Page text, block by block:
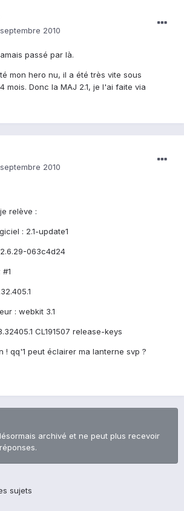
2010
passé par là.
mon hero nu, il a été très vite sous
mois. Donc la MAJ 2.1, je l'ai faite via
2010
relève :
: 2.1-update1
063c4d24
: webkit 3.1
CL191507 release-keys
! qq'1 peut éclairer ma lanterne svp ?
archivé et ne peut plus recevoir
sujets